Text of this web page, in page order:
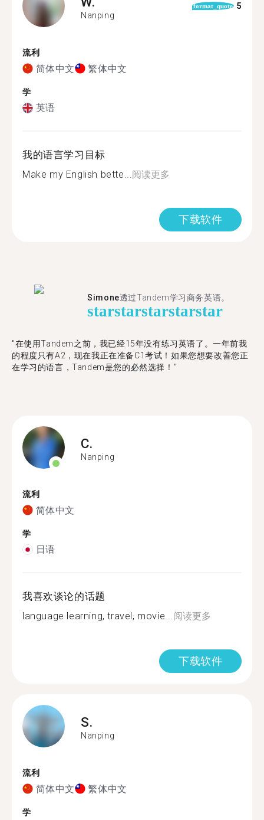
Nanping
format_quote 5
流利
简体中文 繁体中文
学
英语
我的语言学习目标
Make my English bette...阅读更多
下载软件
Simone透过Tandem学习商务英语。
starstarstarstarstar
"在使用Tandem之前，我已经15年没有练习英语了。一年前我
的程度只有A2，现在我正在准备C1考试！如果您想要改善您正
在学习的语言，Tandem是您的必然选择！"
C.
Nanping
流利
简体中文
学
日语
我喜欢谈论的话题
language learning, travel, movie...阅读更多
下载软件
S.
Nanping
流利
简体中文 繁体中文
学